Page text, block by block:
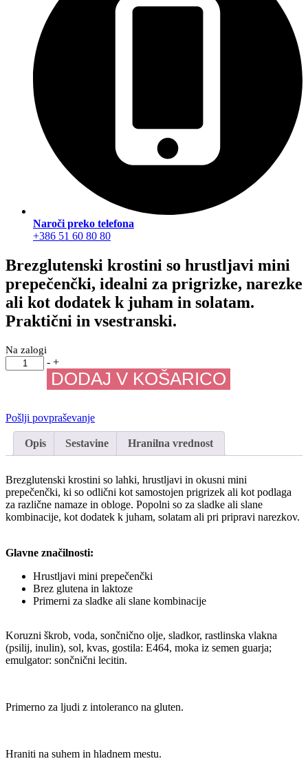
Naroči preko telefona
+386 51 60 80 80
Brezglutenski krostini so hrustljavi mini
prepečenčki, idealni za prigrizke, narezke
ali kot dodatek k juham in solatam.
Praktični in vsestranski.
Na zalogi
-
Brezglutenski
krostini
količina
+
DODAJ V KOŠARICO
Pošlji povpraševanje
Opis Sestavine Hranilna vrednost
Brezglutenski krostini so lahki, hrustljavi in okusni mini
prepečenčki, ki so odlični kot samostojen prigrizek ali kot podlaga
za različne namaze in obloge. Popolni so za sladke ali slane
kombinacije, kot dodatek k juham, solatam ali pri pripravi narezkov.
Glavne značilnosti:
Hrustljavi mini prepečenčki
Brez glutena in laktoze
Primerni za sladke ali slane kombinacije
Koruzni škrob, voda, sončnično olje, sladkor, rastlinska vlakna
(psilij, inulin), sol, kvas, gostila: E464, moka iz semen guarja;
emulgator: sončnični lecitin.
Primerno za ljudi z intoleranco na gluten.
Hraniti na suhem in hladnem mestu.